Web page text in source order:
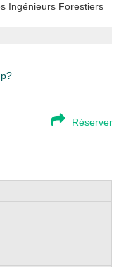
Ingénieurs Forestiers
Réserver